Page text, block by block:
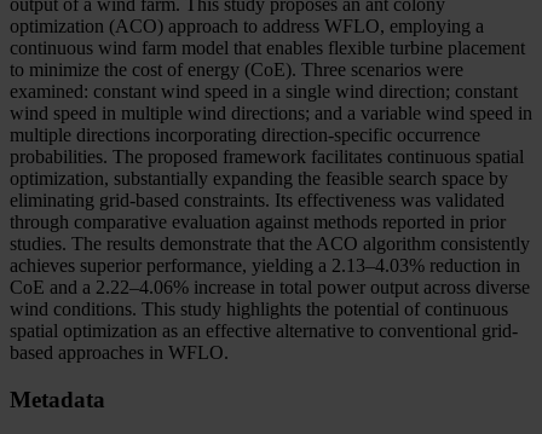
optimization (ACO) approach to address WFLO, employing a
continuous wind farm model that enables flexible turbine placement
to minimize the cost of energy (CoE). Three scenarios were
examined: constant wind speed in a single wind direction; constant
wind speed in multiple wind directions; and a variable wind speed in
multiple directions incorporating direction-specific occurrence
probabilities. The proposed framework facilitates continuous spatial
optimization, substantially expanding the feasible search space by
eliminating grid-based constraints. Its effectiveness was validated
through comparative evaluation against methods reported in prior
studies. The results demonstrate that the ACO algorithm consistently
achieves superior performance, yielding a 2.13–4.03% reduction in
CoE and a 2.22–4.06% increase in total power output across diverse
wind conditions. This study highlights the potential of continuous
spatial optimization as an effective alternative to conventional grid-
based approaches in WFLO.
Metadata